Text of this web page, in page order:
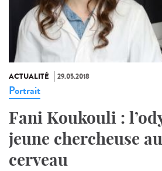
ACTUALITÉ 29.05.2018
Portrait
Fani Koukouli :
jeune chercheuse
cerveau